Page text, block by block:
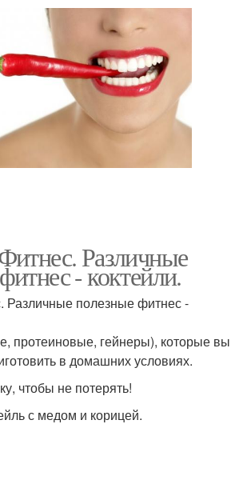
Различные
- коктейли.
Различные полезные фитнес -
протеиновые, гейнеры), которые вы
в домашних условиях.
чтобы не потерять!
с медом и корицей.